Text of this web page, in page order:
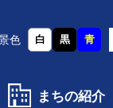
色 白 黒 青
まちの紹介